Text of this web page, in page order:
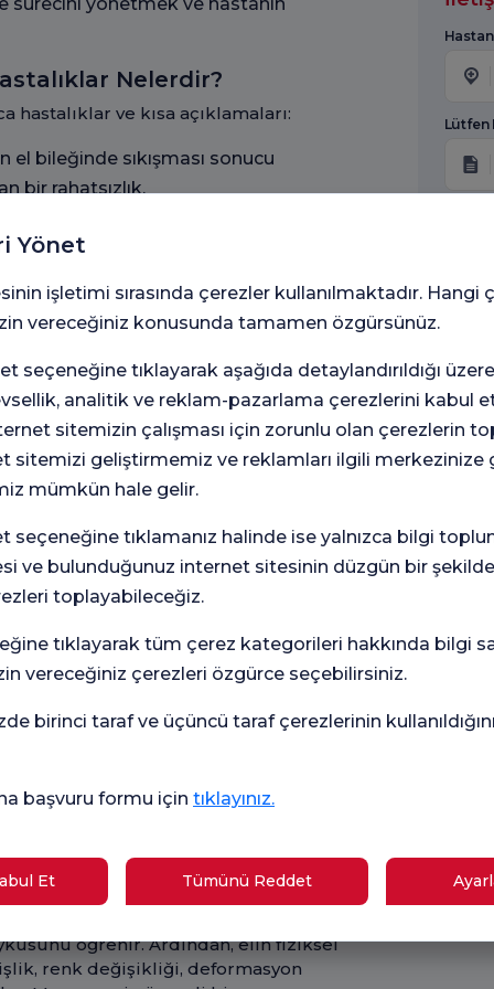
Nelerdir?
ve kısa açıklamaları:
el bileğinde sıkışması sonucu
bir rahatsızlık.
oluşan kalınlaşma nedeniyle
açılması durumu.
dokusunun kalınlaşması ve
neden olan genetik bir
ağrı ve şekil bozukluklarına yol açan
kas liflerinin kopması veya
neden olan yaralanmalar.
sürecini içerir.
hareket aralığı testleri ve özel klinik
ve ultrason gibi ileri görüntüleme
iletim çalışmaları gibi.
Yapılır?
sorunları teşhis etmek ve uygun
sürecidir. Bu muayene
tıbbi geçmişini alır, önceki
öğrenir. Ardından, elin fiziksel
renk değişikliği, deformasyon
Lütfen
Mesaj
Yönet
işletimi sırasında çerezler kullanılmaktadır. Hangi
vereceğiniz konusunda tamamen özgürsünüz.
seçeneğine tıklayarak aşağıda detaylandırıldığı üzere
analitik ve reklam-pazarlama çerezlerini kabul
sitemizin çalışması için zorunlu olan çerezlerin
sitemizi geliştirmemiz ve reklamları ilgili merkezinize
mümkün hale gelir.
seçeneğine tıklamanız halinde ise yalnızca bilgi
ve bulunduğunuz internet sitesinin düzgün bir şekilde
toplayabileceğiz.
tıklayarak tüm çerez kategorileri hakkında bilgi
vereceğiniz çerezleri özgürce seçebilirsiniz.
birinci taraf ve üçüncü taraf çerezlerinin
başvuru formu için tıklayınız.
Et Tümünü Reddet